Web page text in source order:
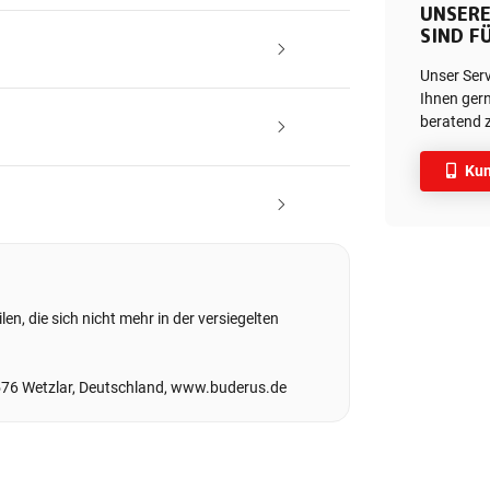
SIND
Unser
Ihnen
beratend
die sich nicht mehr in der versiegelten
Wetzlar, Deutschland, www.buderus.de